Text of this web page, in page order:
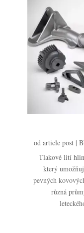
odarticle post |
Tlakové lití
který
pevných
různá